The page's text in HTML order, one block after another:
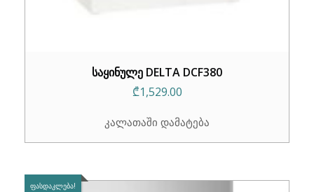
საყინულე DELTA DCF380
₾1,529.00
კალათაში დამატება
ᲤᲐᲡᲓᲐᲙᲚᲔᲑᲐ!